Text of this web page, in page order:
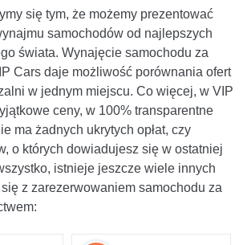
się tym, że możemy prezentować
samochodów od najlepszych
świata. Wynajęcie samochodu za
Cars daje możliwość porównania ofert
w jednym miejscu. Co więcej, w VIP
ceny, w 100% transparentne
ma żadnych ukrytych opłat, czy
o których dowiadujesz się w ostatniej
istnieje jeszcze wiele innych
z zarezerwowaniem samochodu za